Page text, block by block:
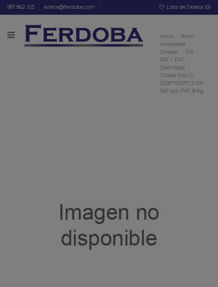
981 862 103 aceros@ferdoba.com Lista de Deseos (0)
Inicio
Acero
Inoxidable
Chapas
316
SAT + PVC
(Satinado)
Chapa Inox CI
2000*1000*0.5 316
SAT con PVC 8 Kg